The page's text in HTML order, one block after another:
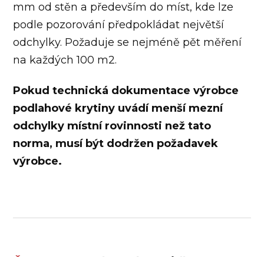
mm od stěn a především do míst, kde lze
podle pozorování předpokládat největší
odchylky. Požaduje se nejméně pět měření
na každých 100 m2.
Pokud technická dokumentace výrobce
podlahové krytiny uvádí menší mezní
odchylky místní rovinnosti než tato
norma, musí být dodržen požadavek
výrobce.